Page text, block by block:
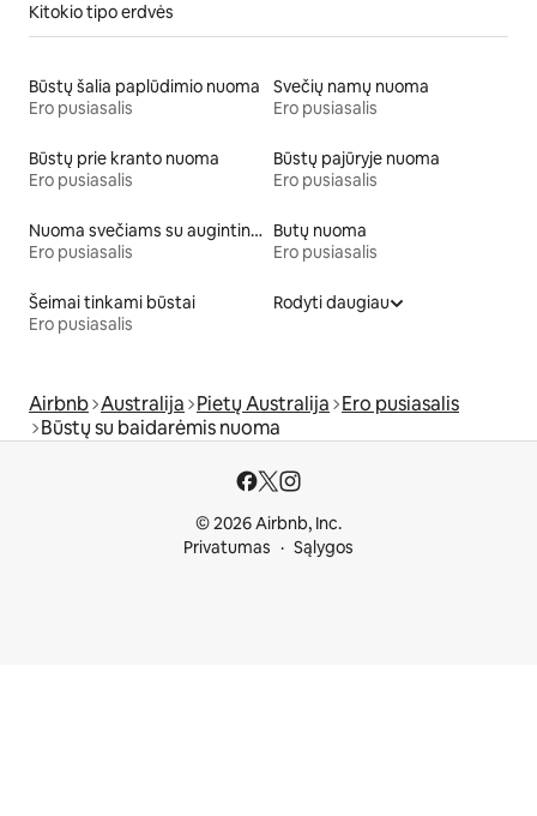
Kitokio tipo erdvės
Būstų šalia paplūdimio nuoma
Ero pusiasalis
Svečių namų nuoma
Ero pusiasalis
Būstų prie kranto nuoma
Ero pusiasalis
Būstų pajūryje nuoma
Ero pusiasalis
Nuoma svečiams su augintiniais
Ero pusiasalis
Butų nuoma
Ero pusiasalis
Šeimai tinkami būstai
Ero pusiasalis
Rodyti daugiau
Airbnb Australija Pietų Australija Ero pusiasalis
Būstų su baidarėmis nuoma
© 2026 Airbnb, Inc.
Privatumas
Sąlygos